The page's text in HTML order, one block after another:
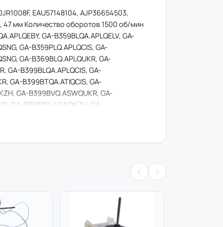
EAU57148104, AJP36654503,
47 мм Количество оборотов 1500 об/мин
GA-B359BLQA.APLQELV, GA-
GA-B359PLQ.APLQCIS, GA-
GA-B369BLQ.APLQUKR, GA-
GA-B399BLQA.APLQCIS, GA-
GA-B399BTQA.ATIQCIS, GA-
GA-B399BVQ.ASWQUKR, GA-
GA-B399PQ.ASWQKZH, GA-